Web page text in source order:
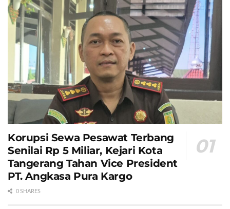
Korupsi Sewa Pesawat Terbang
Senilai Rp 5 Miliar, Kejari Kota
Tangerang Tahan Vice President
PT. Angkasa Pura Kargo
0 SHARES